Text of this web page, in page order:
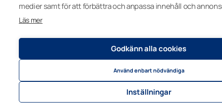
medier samt för att förbättra och anpassa innehåll och
Läs mer
Godkänn alla cookies
Använd enbart nödvändiga
Inställningar